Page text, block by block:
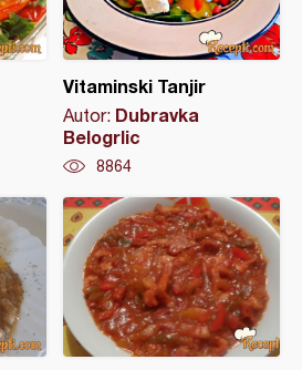
Vitaminski Tanjir
Autor: Dubravka
Belogrlic
8864